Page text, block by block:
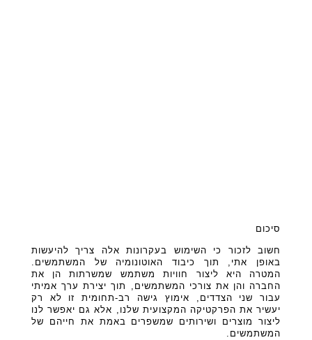
סיכום
חשוב לזכור כי השימוש בעקרונות אלה צריך להיעשות
באופן אתי, תוך כיבוד האוטונומיה של המשתמשים.
המטרה היא ליצור חוויות משתמש שמשרתות הן את
החברה והן את צורכי המשתמשים, תוך יצירת ערך אמיתי
עבור שני הצדדים, אימוץ גישה רב-תחומית זו לא רק
יעשיר את הפרקטיקה המקצועית שלנו, אלא גם יאפשר לנו
ליצור מוצרים ושירותים שמשפרים באמת את חייהם של
המשתמשים.